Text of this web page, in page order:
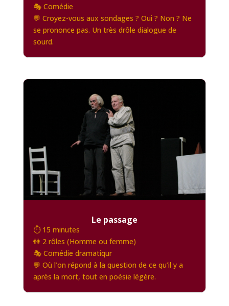
🎭 Comédie
💬 Croyez-vous aux sondages ? Oui ? Non ? Ne
se prononce pas. Un très drôle dialogue de
sourd.
Le passage
⏱️ 15 minutes
👫 2 rôles (Homme ou femme)
🎭 Comédie dramatiqur
💬 Où l’on répond à la question de ce qu’il y a
après la mort, tout en poésie légère.